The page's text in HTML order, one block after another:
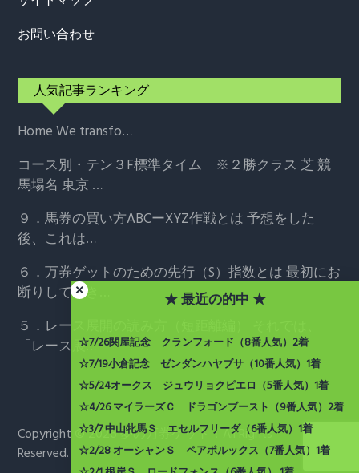
お問い合わせ
人気記事ランキング
HomeWe transfo…
コース別・テン３F標準タイム ※２勝クラス 芝 競
馬場名 東京 …
９．馬券の買い方ABCーXYZ作戦とは予想をした
後、これは…
６．万券ゲットのための先行（S）指数とは最初にお
断りしておき…
５．レース展開の読み方（短距離編）
「レース展…
Copyright © 2026 夢の万券ゲット！All Rights
Reserved.
★ 最近の的中 ★
☆7/26関屋記念 クランフォード（8番人気）2着
☆7/19小倉記念 ゼンダンハヤブサ（10番人気）1着
☆5/24オークス ジュウリョクピエロ（5番人気）1着
☆4/26 マイラーズＣ ドラゴンブースト（9番人気）2着
☆3/7 中山牝馬Ｓ エセルフリーダ（6番人気）1着
☆2/28 オーシャンＳ ペアポルックス（7番人気）1着